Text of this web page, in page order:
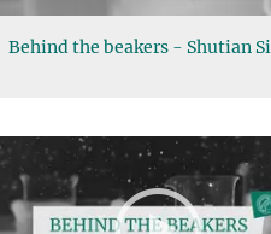
Behind the beakers - Shutian Si